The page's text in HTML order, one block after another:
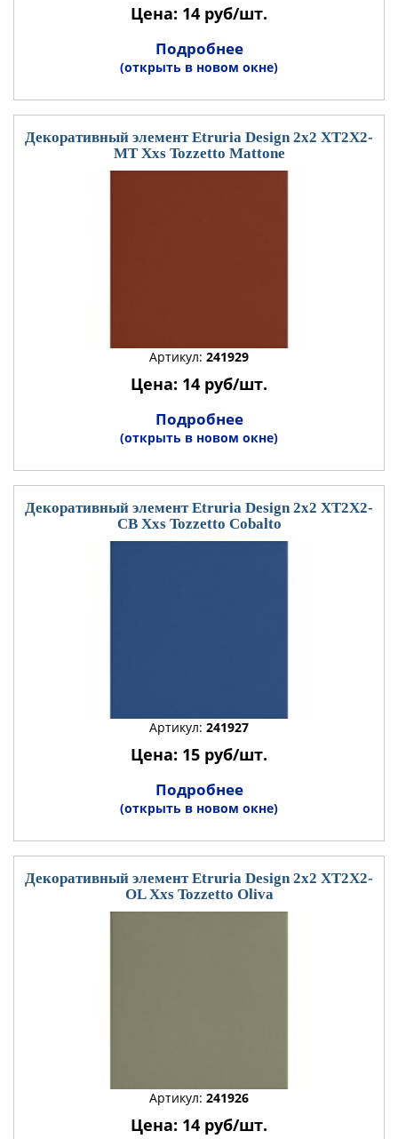
Цена: 14 руб/шт.
Подробнее
(открыть в новом окне)
Декоративный элемент Etruria Design 2x2 XT2X2-
MT Xxs Tozzetto Mattone
Артикул: 241929
Цена: 14 руб/шт.
Подробнее
(открыть в новом окне)
Декоративный элемент Etruria Design 2x2 XT2X2-
CB Xxs Tozzetto Cobalto
Артикул: 241927
Цена: 15 руб/шт.
Подробнее
(открыть в новом окне)
Декоративный элемент Etruria Design 2x2 XT2X2-
OL Xxs Tozzetto Oliva
Артикул: 241926
Цена: 14 руб/шт.